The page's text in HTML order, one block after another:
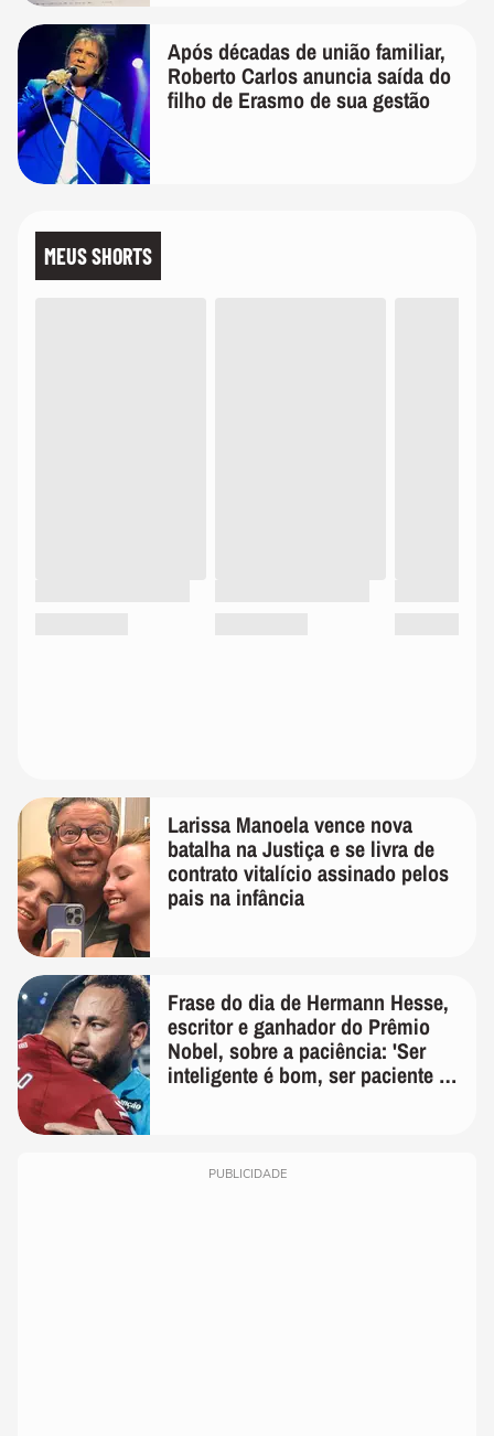
Após décadas de união familiar,
Roberto Carlos anuncia saída do
filho de Erasmo de sua gestão
MEUS SHORTS
Larissa Manoela vence nova
batalha na Justiça e se livra de
contrato vitalício assinado pelos
pais na infância
Frase do dia de Hermann Hesse,
escritor e ganhador do Prêmio
Nobel, sobre a paciência: 'Ser
inteligente é bom, ser paciente é
PUBLICIDADE